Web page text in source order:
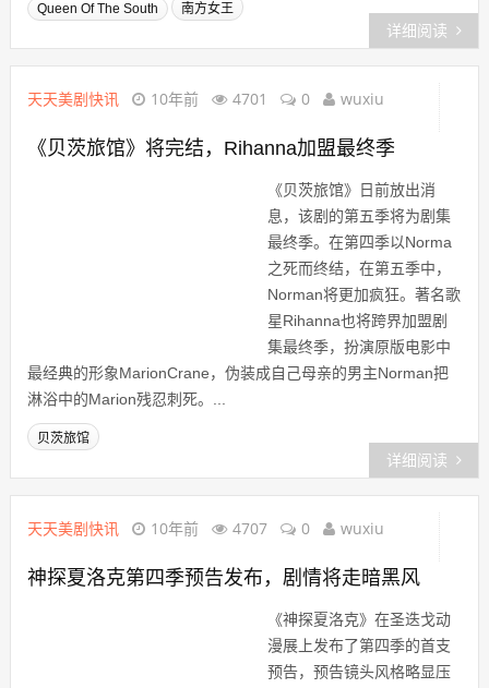
Queen Of The South 南方女王
详细阅读
天天美剧快讯 10年前 4701 0 wuxiu
《贝茨旅馆》将完结，Rihanna加盟最终季
《贝茨旅馆》日前放出消
息，该剧的第五季将为剧集
最终季。在第四季以Norma
之死而终结，在第五季中，
Norman将更加疯狂。著名歌
星Rihanna也将跨界加盟剧
集最终季，扮演原版电影中
最经典的形象MarionCrane，伪装成自己母亲的男主Norman把
淋浴中的Marion残忍刺死。...
贝茨旅馆
详细阅读
天天美剧快讯 10年前 4707 0 wuxiu
神探夏洛克第四季预告发布，剧情将走暗黑风
《神探夏洛克》在圣迭戈动
漫展上发布了第四季的首支
预告，预告镜头风格略显压